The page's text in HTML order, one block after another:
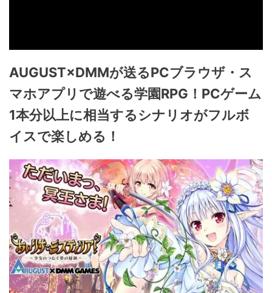
AUGUST×DMMが送るPCブラウザ・ス
マホアプリで遊べる学園RPG！PCゲーム
1本分以上に相当するシナリオがフルボ
イスで楽しめる！